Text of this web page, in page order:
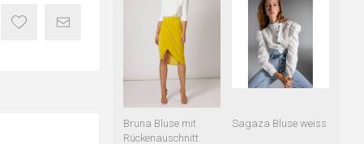
Bruna Bluse mit
Rückenauschnitt
Sagaza Bluse weiss